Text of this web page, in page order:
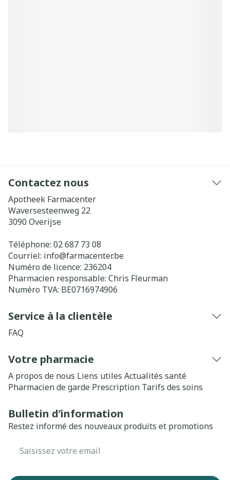
Contactez nous
Apotheek Farmacenter
Waversesteenweg 22
3090 Overijse
Téléphone: 02 687 73 08
Courriel: info@farmacenter.be
Numéro de licence: 236204
Pharmacien responsable: Chris Fleurman
Numéro TVA: BE0716974906
Service à la clientèle
FAQ
Votre pharmacie
A propos de nous Liens utiles Actualités santé
Pharmacien de garde Prescription Tarifs des soins
Bulletin d’information
Restez informé des nouveaux produits et promotions